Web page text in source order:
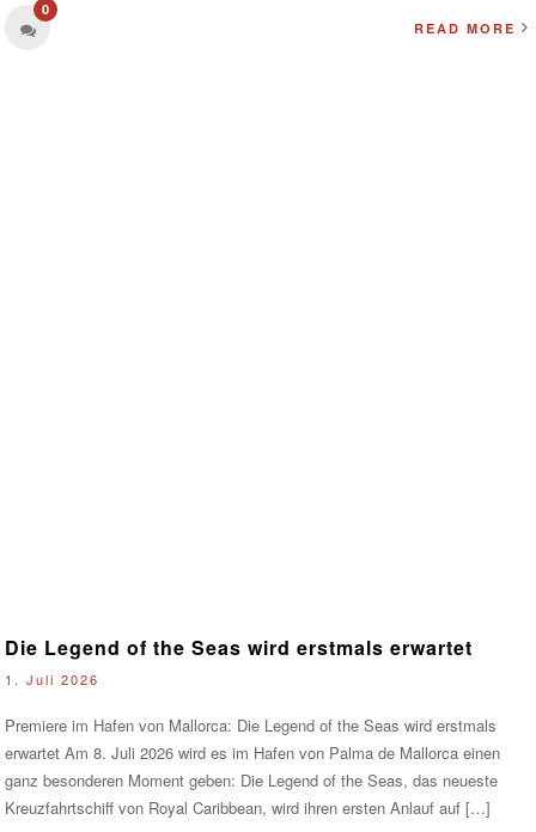
0
READ MORE
Die Legend of the Seas wird erstmals erwartet
1. Juli 2026
Premiere im Hafen von Mallorca: Die Legend of the Seas wird erstmals
erwartet Am 8. Juli 2026 wird es im Hafen von Palma de Mallorca einen
ganz besonderen Moment geben: Die Legend of the Seas, das neueste
Kreuzfahrtschiff von Royal Caribbean, wird ihren ersten Anlauf auf […]